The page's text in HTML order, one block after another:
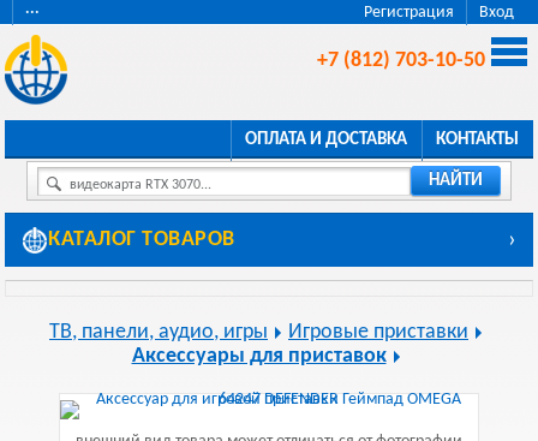
Регистрация Вход
···
+7 (812) 703-10-50
ОПЛАТА И ДОСТАВКА КОНТАКТЫ
видеокарта RTX 3070... НАЙТИ
КАТАЛОГ ТОВАРОВ ›
ТВ, панели, аудио, игры
Игровые приставки
Аксессуары для приставок